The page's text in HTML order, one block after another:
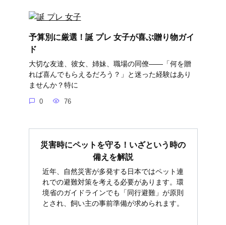
予算別に厳選！誕 プレ 女子が喜ぶ贈り物ガイ
ド
大切な友達、彼女、姉妹、職場の同僚――「何を贈
れば喜んでもらえるだろう？」と迷った経験はあり
ませんか？特に
0 76
災害時にペットを守る！いざという時の
備えを解説
近年、自然災害が多発する日本ではペット連
れでの避難対策を考える必要があります。環
境省のガイドラインでも「同行避難」が原則
とされ、飼い主の事前準備が求められます。